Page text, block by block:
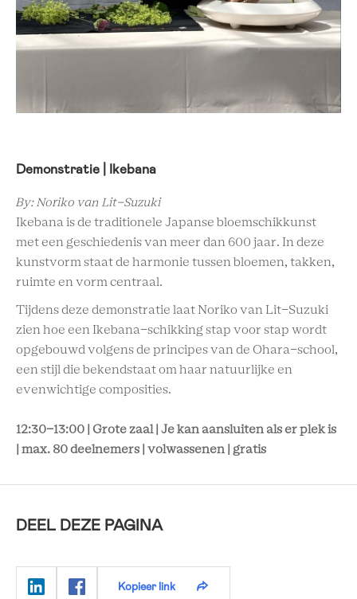
Demonstratie | Ikebana
By: Noriko van Lit-Suzuki
Ikebana is de traditionele Japanse bloemschikkunst
met een geschiedenis van meer dan 600 jaar. In deze
kunstvorm staat de harmonie tussen bloemen, takken,
ruimte en vorm centraal.
Tijdens deze demonstratie laat Noriko van Lit-Suzuki
zien hoe een Ikebana-schikking stap voor stap wordt
opgebouwd volgens de principes van de Ohara-school,
een stijl die bekendstaat om haar natuurlijke en
evenwichtige composities.
12:30-13:00 | Grote zaal | Je kan aansluiten als er plek is
| max. 80 deelnemers | volwassenen | gratis
DEEL DEZE PAGINA
Kopieer link